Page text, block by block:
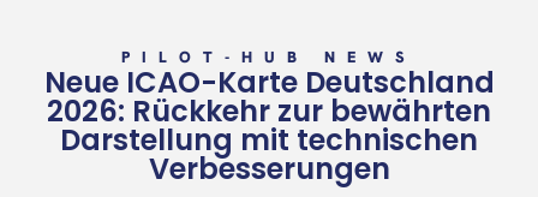
PILOT-HUB NEWS
Neue ICAO-Karte Deutschland
2026: Rückkehr zur bewährten
Darstellung mit technischen
Verbesserungen